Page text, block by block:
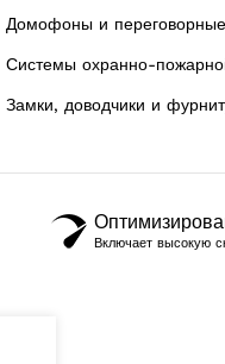
Домофоны и переговорные
Системы охранно-
Замки, доводчики и
Включает высокую